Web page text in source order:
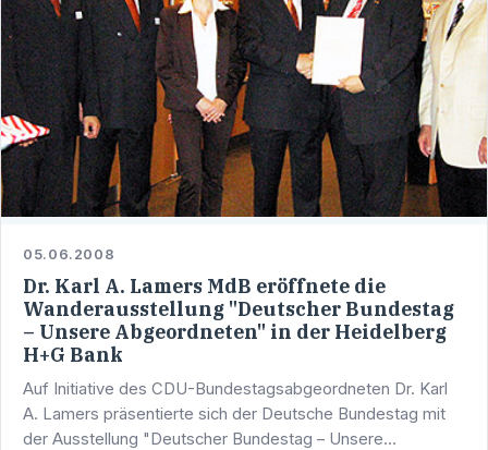
05.06.2008
Dr. Karl A. Lamers MdB eröffnete die
Wanderausstellung "Deutscher Bundestag
– Unsere Abgeordneten" in der Heidelberg
H+G Bank
Auf Initiative des CDU-Bundestagsabgeordneten Dr. Karl
A. Lamers präsentierte sich der Deutsche Bundestag mit
der Ausstellung "Deutscher Bundestag – Unsere